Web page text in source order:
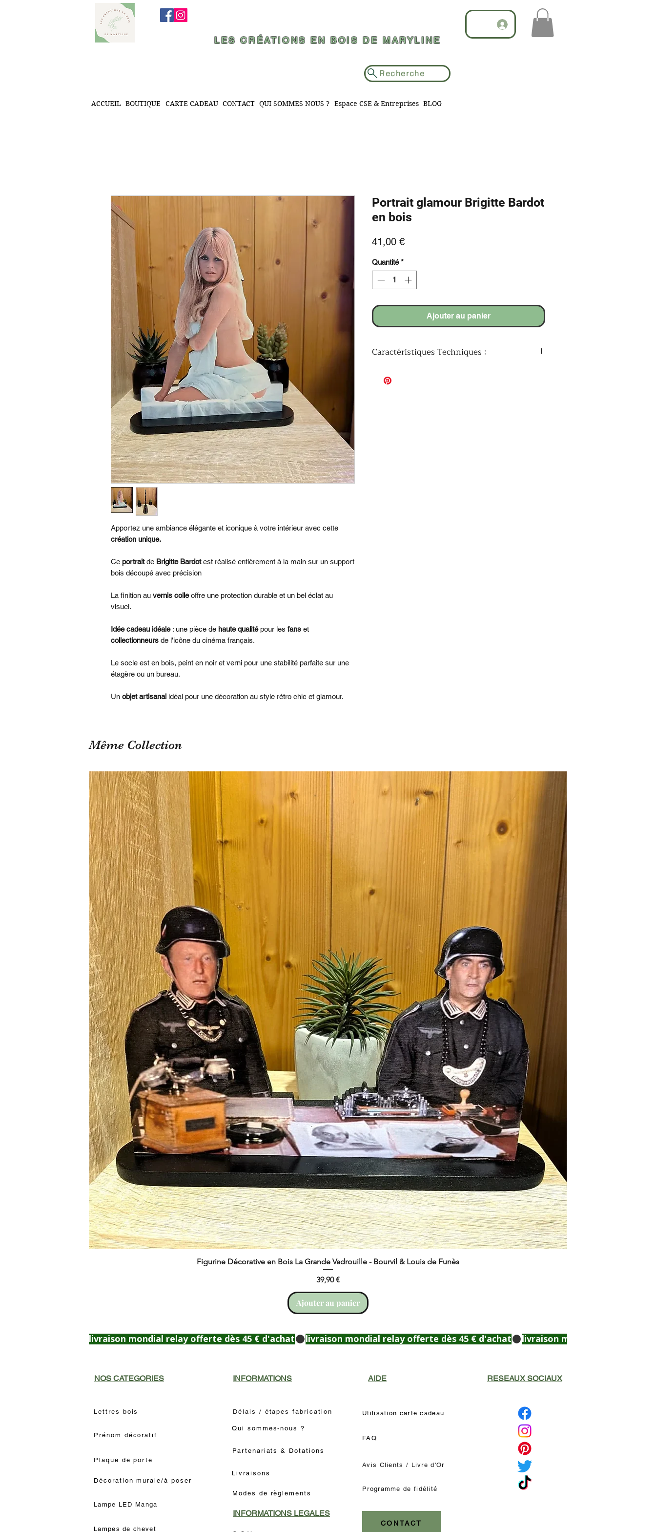
LES CRÉATIONS EN BOIS DE MARYLINE
Recherche
ACCUEIL BOUTIQUE CARTE CADEAU CONTACT QUI SOMMES NOUS ? Espace CSE & Entreprises BLOG
Apportez une ambiance élégante et iconique à votre intérieur avec cette
création unique.
Ce portraitde Brigitte Bardotest réalisé entièrement à la main sur un support
bois découpé avec précision
La finition au vernis colleoffre une protection durable et un bel éclat au
visuel.
Idée cadeau idéale: une pièce de haute qualitépour les fans et
collectionneurs de l'icône du cinéma français.
Le socle est en bois, peint en noir et verni pour une stabilité parfaite sur une
étagère ou un bureau.
Un objet artisanal idéal pour une décoration au style rétro chic et glamour.
Portrait glamour Brigitte Bardot
en bois
41,00 €Prix
Quantité *
Ajouter au panier
Caractéristiques Techniques :
Brigitte Bardot
Même Collection
Figurine Décorative en Bois La Grande Vadrouille - Bourvil & Louis de Funès
Prix
39,90 €
Ajouter au panier
livraison mondial relay offerte dès 45 € d'achat
NOS CATEGORIES
Lettres bois
Prénom décoratif
Plaque de porte
Décoration murale/à poser
Lampe LED Manga
Lampes de chevet
INFORMATIONS
Délais / étapes fabrication
Qui sommes-nous ?
Partenariats & Dotations
Livraisons
Modes de règlements
INFORMATIONS LEGALES
AIDE
Utilisation carte cadeau
FAQ
Avis Clients / Livre d'Or
Programme de fidélité
CONTACT
RESEAUX SOCIAUX